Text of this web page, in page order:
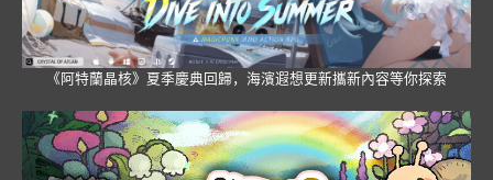
《阿特蘭晶核》夏季慶典回歸，海濱遐想更新攜新內容等你探索